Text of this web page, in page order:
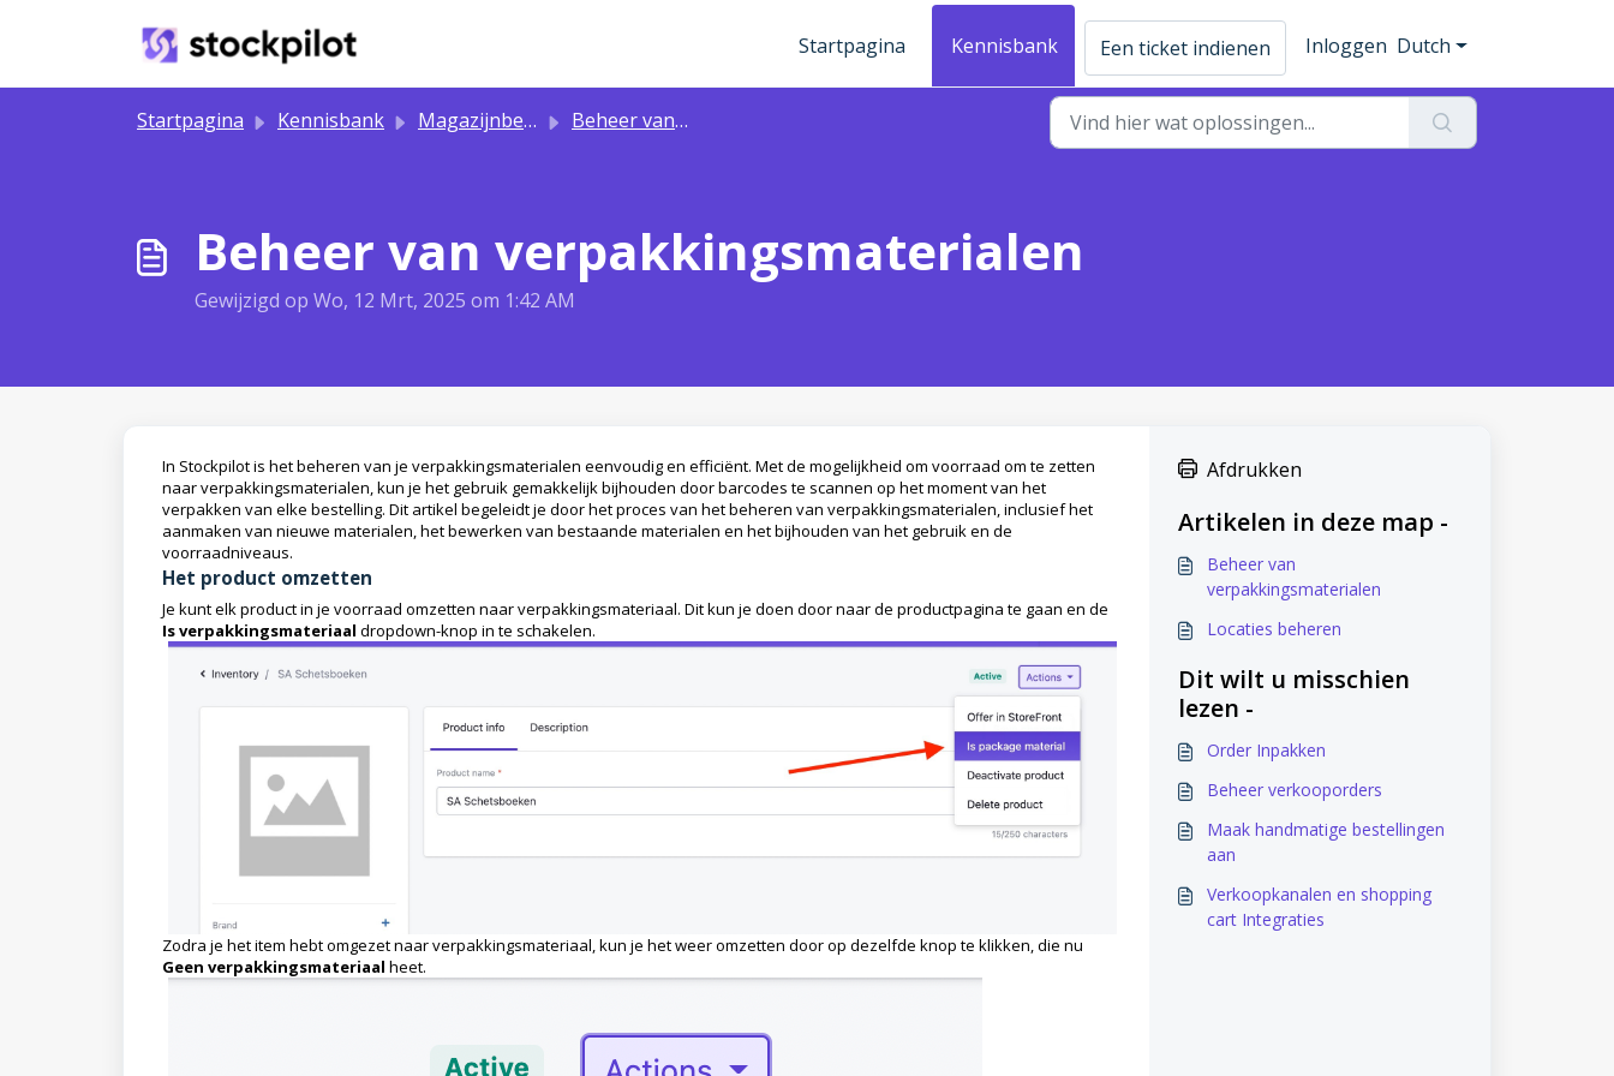
Startpagina
Kennisbank Een ticket indienen Inloggen Dutch
Startpagina Kennisbank Magazijnbeheer Beheer van verpakkingsmaterialen & Locaties
Beheer van verpakkingsmaterialen
Gewijzigd op Wo, 12 Mrt, 2025 om 1:42 AM
In Stockpilot is het beheren van je verpakkingsmaterialen eenvoudig en efficiënt. Met de mogelijkheid om voorraad om te zetten
naar verpakkingsmaterialen, kun je het gebruik gemakkelijk bijhouden door barcodes te scannen op het moment van het
verpakken van elke bestelling. Dit artikel begeleidt je door het proces van het beheren van verpakkingsmaterialen, inclusief het
aanmaken van nieuwe materialen, het bewerken van bestaande materialen en het bijhouden van het gebruik en de
voorraadniveaus.
Het product omzetten
Je kunt elk product in je voorraad omzetten naar verpakkingsmateriaal. Dit kun je doen door naar de productpagina te gaan en de
Is verpakkingsmateriaal dropdown-knop in te schakelen.
Zodra je het item hebt omgezet naar verpakkingsmateriaal, kun je het weer omzetten door op dezelfde knop te klikken, die nu
Geen verpakkingsmateriaal heet.
Afdrukken
Artikelen in deze map -
Beheer van
verpakkingsmaterialen
Locaties beheren
Dit wilt u misschien
lezen -
Order Inpakken
Beheer verkooporders
Maak handmatige bestellingen
aan
Verkoopkanalen en shopping
cart Integraties